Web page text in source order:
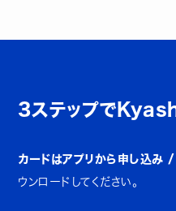
3ステップで
カードはアプリから申し込み /
ウンロードしてください。